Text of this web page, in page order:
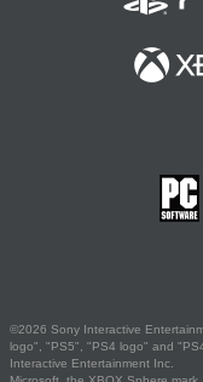
©2026 Sony Interactive
logo", "PS5", "PS4 logo" and
Interactive Entertainment Inc.